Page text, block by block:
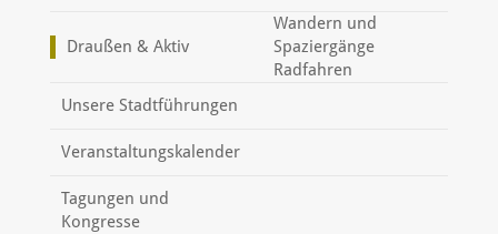
Draußen & Aktiv
Wandern und
Spaziergänge
Radfahren
Unsere Stadtführungen
Veranstaltungskalender
Tagungen und
Kongresse